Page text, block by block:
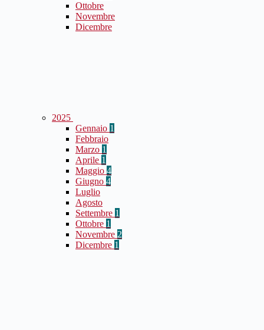
Ottobre
Novembre
Dicembre
2025
Gennaio 1
Febbraio
Marzo 1
Aprile 1
Maggio 4
Giugno 4
Luglio
Agosto
Settembre 1
Ottobre 1
Novembre 2
Dicembre 1